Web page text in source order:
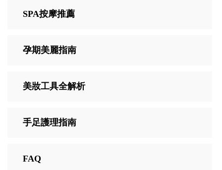
SPA按摩推薦
孕期美麗指南
美妝工具全解析
手足護理指南
FAQ